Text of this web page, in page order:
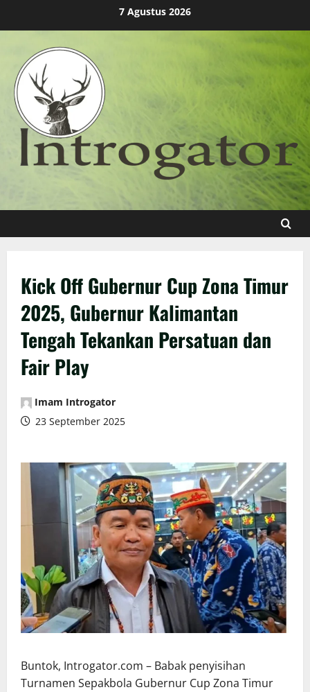
7 Agustus 2026
Kick Off Gubernur Cup Zona Timur
2025, Gubernur Kalimantan
Tengah Tekankan Persatuan dan
Fair Play
Imam Introgator
23 September 2025
Buntok, Introgator.com – Babak penyisihan
Turnamen Sepakbola Gubernur Cup Zona Timur